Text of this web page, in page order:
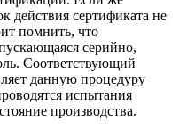
действия сертификата не
помнить, что
серийно,
Соответствующий
данную процедуру
испытания
производства.